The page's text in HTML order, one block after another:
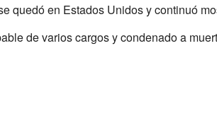
quedó en Estados Unidos y continuó
de varios cargos y condenado a